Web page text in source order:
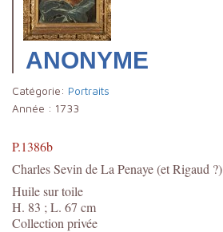
ANONYME
Catégorie: Portraits
Année : 1733
P.1386b
Charles Sevin de La Penaye (et Rigaud ?)
Huile sur toile
H. 83 ; L. 67 cm
Collection privée